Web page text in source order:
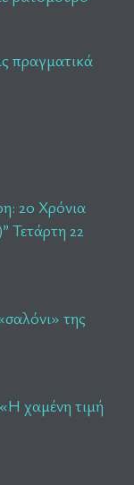
πραγματικά
20 Χρόνια
Τετάρτη 22
της
χαμένη τιμή